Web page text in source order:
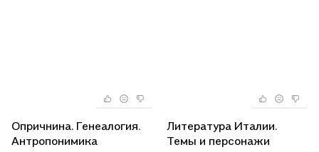
Опричнина. Генеалогия.
Антропонимика
Литература Италии.
Темы и персонажи